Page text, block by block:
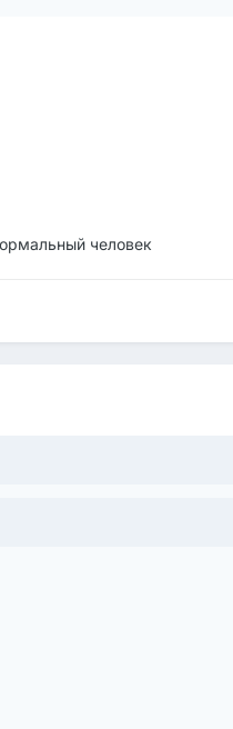
человек